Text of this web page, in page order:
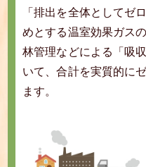
「排出を全体としてゼ
めとする温室効果ガス
林管理などによる「吸
いて、合計を実質的に
ます。